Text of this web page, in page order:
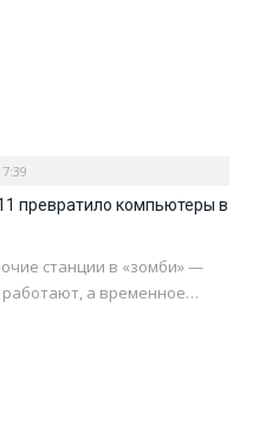
превратило компьютеры в
станции в «зомби» —
а временное…